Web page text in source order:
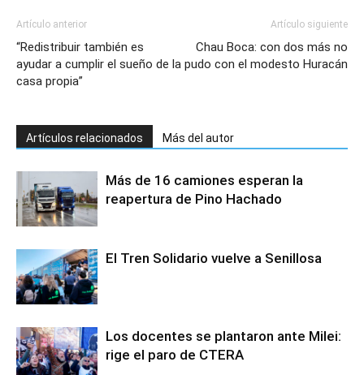
Artículo anterior
“Redistribuir también es
ayudar a cumplir el sueño de la
casa propia”
Artículo siguiente
Chau Boca: con dos más no
pudo con el modesto Huracán
Artículos relacionados Más del autor
Más de 16 camiones esperan la
reapertura de Pino Hachado
El Tren Solidario vuelve a Senillosa
Los docentes se plantaron ante Milei:
rige el paro de CTERA